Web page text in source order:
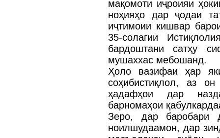
мақомоти иҷроияи
ноҳияҳо дар ҷодаи
иҷтимоии кишвар
35-солагии
бардоштани сатҳу
мушаххас мебошанд.
Ҳоло вазифаи ҳар
соҳибистиқлол, аз
ҳадафҳои дар
барномаҳои
Зеро, дар баробари
ноилшудаамон, дар